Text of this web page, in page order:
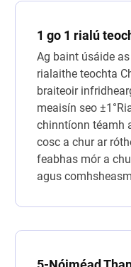
1 go 1 rialú
Ag baint úsáide
rialaithe teochta
braiteoir
meaisín seo
chinntíonn téamh
cosc a chur ar
feabhas mór a
agus